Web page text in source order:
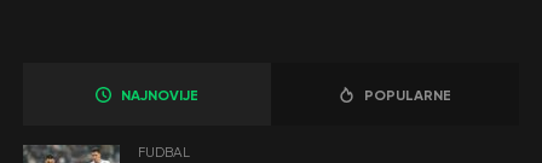
NAJNOVIJE POPULARNE
FUDBAL